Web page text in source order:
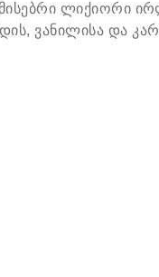
ლიქიორი
ვანილისა და